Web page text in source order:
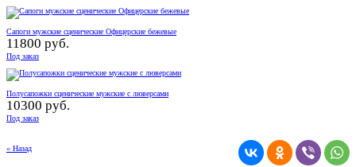
Сапоги мужские сценические Офицерские бежевые
11800 руб.
Под заказ
Полусапожки сценические мужские с люверсами
10300 руб.
Под заказ
« Назад